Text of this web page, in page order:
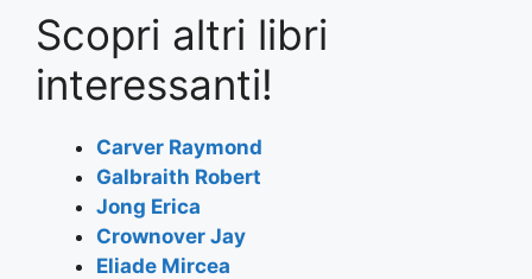
c
e
b
o
o
k
itt
er
at
s
A
p
p
e
gr
a
m
ai
l
ar
Scopri altri libri
interessanti!
Carver Raymond
Galbraith Robert
Jong Erica
Crownover Jay
Eliade Mircea